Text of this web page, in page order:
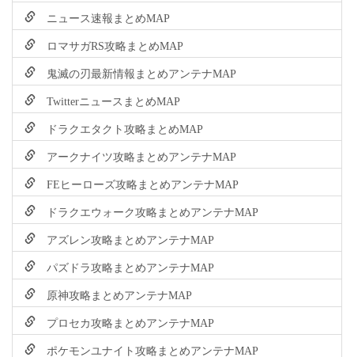
ニュース速報まとめMAP
ロマサガRS攻略まとめMAP
鬼滅の刃最新情報まとめアンテナMAP
TwitterニュースまとめMAP
ドラクエタクト攻略まとめMAP
アークナイツ攻略まとめアンテナMAP
FEヒーローズ攻略まとめアンテナMAP
ドラクエウォーク攻略まとめアンテナMAP
アズレン攻略まとめアンテナMAP
パズドラ攻略まとめアンテナMAP
原神攻略まとめアンテナMAP
プロセカ攻略まとめアンテナMAP
ポケモンユナイト攻略まとめアンテナMAP